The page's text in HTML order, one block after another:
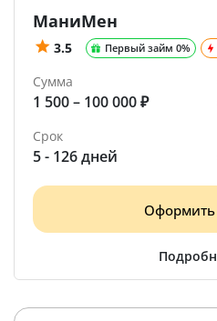
МаниМен
3.5 Первый займ 0%
Сумма
1 500 – 100 000 ₽
Срок
5 - 126 дней
Оформить